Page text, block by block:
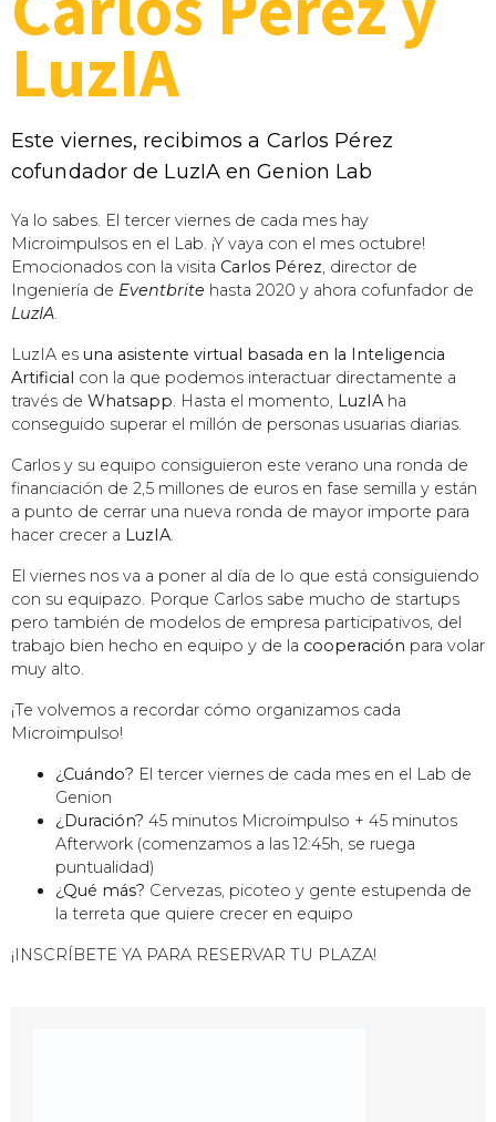
LuzIA
Este viernes, recibimos a Carlos Pérez
cofundador de LuzIA en Genion Lab
Ya lo sabes. El tercer viernes de cada mes hay
Microimpulsos en el Lab. ¡Y vaya con el mes octubre!
Emocionados con la visita Carlos Pérez, director de
Ingeniería de Eventbrite hasta 2020 y ahora cofunfador de
LuzIA.
LuzIA es una asistente virtual basada en la Inteligencia
Artificial con la que podemos interactuar directamente a
través de Whatsapp. Hasta el momento, LuzIAha
conseguido superar el millón de personas usuarias diarias.
Carlos y su equipo consiguieron este verano una ronda de
financiación de 2,5 millones de euros en fase semilla y están
a punto de cerrar una nueva ronda de mayor importe para
hacer crecer a LuzIA.
El viernes nos va a poner al día de lo que está consiguiendo
con su equipazo. Porque Carlos sabe mucho de startups
pero también de modelos de empresa participativos, del
trabajo bien hecho en equipo y de la cooperación para volar
muy alto.
¡Te volvemos a recordar cómo organizamos cada
Microimpulso!
¿Cuándo? El tercer viernes de cada mes en el Lab de
Genion
¿Duración? 45 minutos Microimpulso + 45 minutos
Afterwork (comenzamos a las 12:45h, se ruega
puntualidad)
¿Qué más? Cervezas, picoteo y gente estupenda de
la terreta que quiere crecer en equipo
¡INSCRÍBETE YA PARA RESERVAR TU PLAZA!